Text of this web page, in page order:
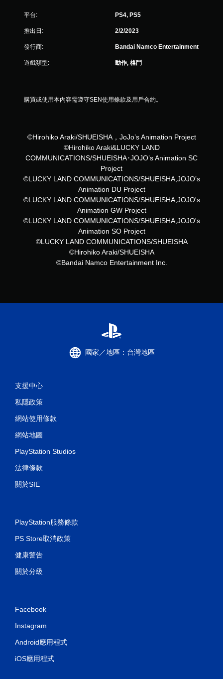
平台: PS4, PS5
推出日: 2/2/2023
發行商: Bandai Namco Entertainment
遊戲類型: 動作, 格鬥
購買或使用本內容需遵守SEN使用條款及用戶合約。
©Hirohiko Araki/SHUEISHA，JoJo’s Animation Project
©Hirohiko Araki&LUCKY LAND
COMMUNICATIONS/SHUEISHA･JOJO’s Animation SC
Project
©LUCKY LAND COMMUNICATIONS/SHUEISHA,JOJO’s
Animation DU Project
©LUCKY LAND COMMUNICATIONS/SHUEISHA,JOJO's
Animation GW Project
©LUCKY LAND COMMUNICATIONS/SHUEISHA,JOJO's
Animation SO Project
©LUCKY LAND COMMUNICATIONS/SHUEISHA
©Hirohiko Araki/SHUEISHA
©Bandai Namco Entertainment Inc.
國家／地區：台灣地區
支援中心
私隱政策
網站使用條款
網站地圖
PlayStation Studios
法律條款
關於SIE
PlayStation服務條款
PS Store取消政策
健康警告
關於分級
Facebook
Instagram
Android應用程式
iOS應用程式